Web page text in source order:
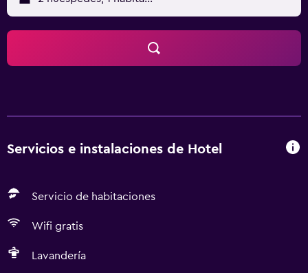
Servicios e instalaciones de Hotel
Servicio de habitaciones
Wifi gratis
Lavandería